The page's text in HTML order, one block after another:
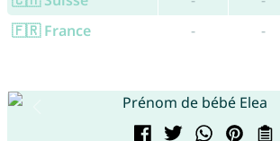
🇫🇷 France
- -